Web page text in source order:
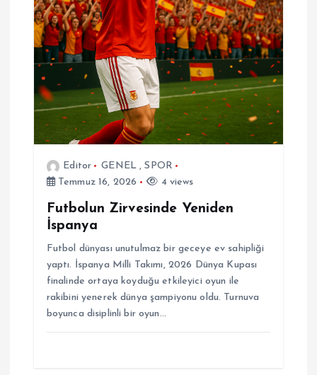
Editor GENEL,SPOR
Temmuz 16, 2026
4 views
Futbolun Zirvesinde Yeniden
İspanya
Futbol dünyası unutulmaz bir geceye ev sahipliği
yaptı. İspanya Milli Takımı, 2026 Dünya Kupası
finalinde ortaya koyduğu etkileyici oyun ile
rakibini yenerek dünya şampiyonu oldu. Turnuva
boyunca disiplinli bir oyun…